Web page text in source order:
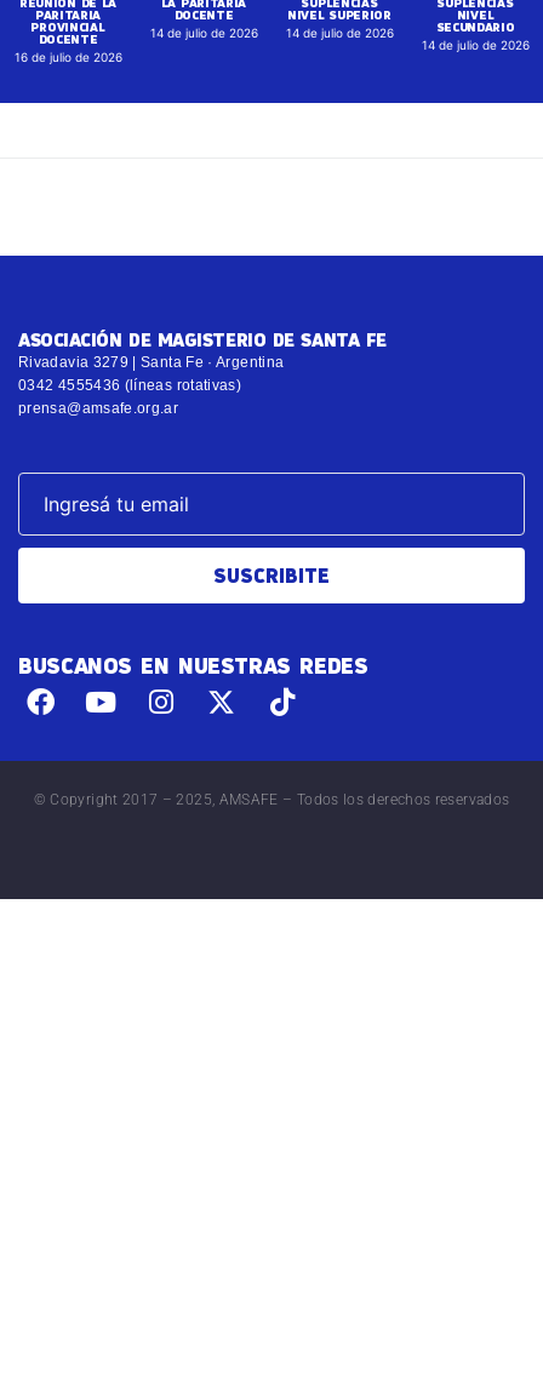
PARITARIA
PROVINCIAL
DOCENTE
16 de julio de 2026
DOCENTE
14 de julio de 2026
NIVEL SUPERIOR
14 de julio de 2026
NIVEL
SECUNDARIO
14 de julio de 2026
ASOCIACIÓN DE MAGISTERIO DE SANTA FE
Rivadavia 3279 | Santa Fe · Argentina
0342 4555436 (líneas rotativas)
prensa@amsafe.org.ar
SUSCRIBITE
BUSCANOS EN NUESTRAS REDES
© Copyright 2017 – 2025, AMSAFE – Todos los derechos reservados